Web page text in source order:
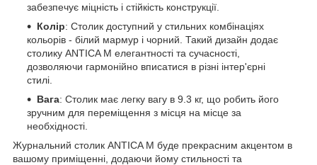
забезпечує міцність і стійкість конструкції.
Колір: Столик доступний у стильних комбінаціях
кольорів - білий мармур і чорний. Такий дизайн додає
столику ANTICA M елегантності та сучасності,
дозволяючи гармонійно вписатися в різні інтер'єрні
стилі.
Вага: Столик має легку вагу в 9.3 кг, що робить його
зручним для переміщення з місця на місце за
необхідності.
Журнальний столик ANTICA M буде прекрасним акцентом в
вашому приміщенні, додаючи йому стильності та